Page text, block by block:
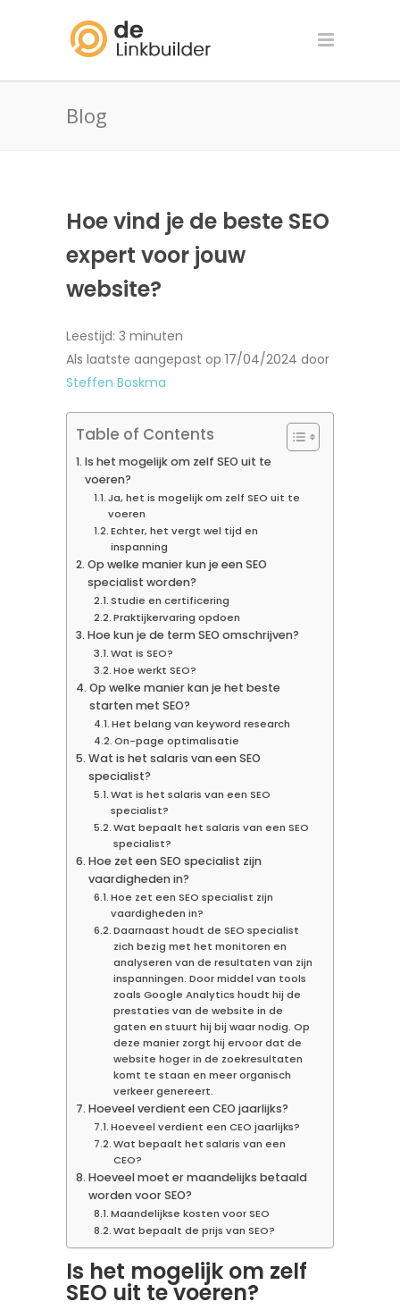
Blog
Hoe vind je de beste SEO
expert voor jouw
website?
Leestijd: 3 minuten
Als laatste aangepast op 17/04/2024 door
Steffen Boskma
Table of Contents
Is het mogelijk om zelf SEO uit te
voeren?
Ja, het is mogelijk om zelf SEO uit te
voeren
Echter, het vergt wel tijd en
inspanning
Op welke manier kun je een SEO
specialist worden?
Studie en certificering
Praktijkervaring opdoen
Hoe kun je de term SEO omschrijven?
Wat is SEO?
Hoe werkt SEO?
Op welke manier kan je het beste
starten met SEO?
Het belang van keyword research
On-page optimalisatie
Wat is het salaris van een SEO
specialist?
Wat is het salaris van een SEO
specialist?
Wat bepaalt het salaris van een SEO
specialist?
Hoe zet een SEO specialist zijn
vaardigheden in?
Hoe zet een SEO specialist zijn
vaardigheden in?
Daarnaast houdt de SEO specialist
zich bezig met het monitoren en
analyseren van de resultaten van zijn
inspanningen. Door middel van tools
zoals Google Analytics houdt hij de
prestaties van de website in de
gaten en stuurt hij bij waar nodig. Op
deze manier zorgt hij ervoor dat de
website hoger in de zoekresultaten
komt te staan en meer organisch
verkeer genereert.
Hoeveel verdient een CEO jaarlijks?
Hoeveel verdient een CEO jaarlijks?
Wat bepaalt het salaris van een
CEO?
Hoeveel moet er maandelijks betaald
worden voor SEO?
Maandelijkse kosten voor SEO
Wat bepaalt de prijs van SEO?
Is het mogelijk om zelf
SEO uit te voeren?